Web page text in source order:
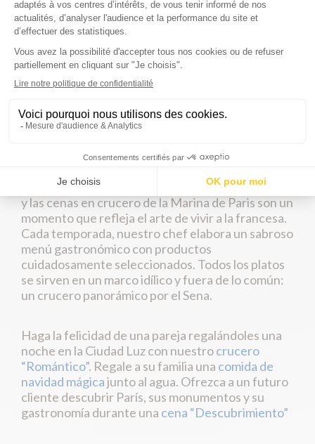
Para un allegado o un colega, encontrará el regalo
perfecto eligiendo entre nuestra variada oferta
de cruceros.
UN REGALO ORIGINAL Y
REFINADO ADAPTADO A
TODAS LAS OCASIONES
Mucho más que una comida simple, los almuerzos
y las cenas en crucero de la Marina de Paris son un
momento que refleja el arte de vivir a la francesa.
Cada temporada, nuestro chef elabora un sabroso
menú gastronómico con productos
cuidadosamente seleccionados. Todos los platos
se sirven en un marco idílico y fuera de lo común:
un crucero panorámico por el Sena.
Haga la felicidad de una pareja regalándoles una
noche en la Ciudad Luz con nuestrocrucero
“Romántico”. Regale a su familia una comida de
navidad mágicajunto al agua. Ofrezca a un futuro
cliente descubrir París, sus monumentos y su
gastronomía durante una cena “Descubrimiento”